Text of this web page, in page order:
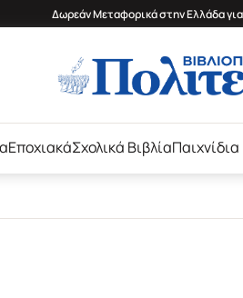
Δωρεάν Μεταφορικά στην Ελλάδα
ΕποχιακάΣχολικά Βιβλία